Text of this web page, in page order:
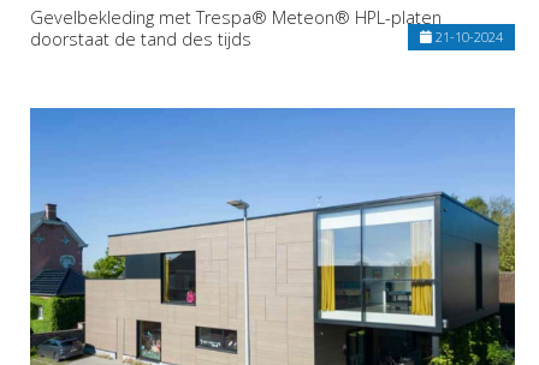
Gevelbekleding met Trespa® Meteon® HPL-platen
doorstaat de tand des tijds
21-10-2024